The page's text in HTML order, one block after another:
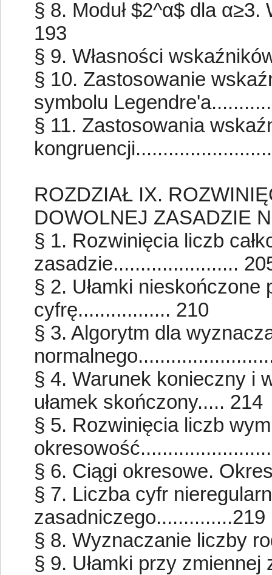
§ 8. Moduł $2^α$ dla
193
§ 9. Własności
§ 10. Zastosowanie
symbolu
§ 11. Zastosowania
ROZDZIAŁ IX.
DOWOLNEJ ZASADZIE
§ 1. Rozwinięcia liczb
zasadzie.......................
§ 2. Ułamki
cyfrę................. 210
§ 3. Algorytm dla
§ 4. Warunek konieczny i
ułamek skończony..... 214
§ 5. Rozwinięcia liczb
§ 6. Ciągi okresowe.
§ 7. Liczba cyfr
zasadniczego..............219
§ 8. Wyznaczanie liczby
§ 9. Ułamki przy